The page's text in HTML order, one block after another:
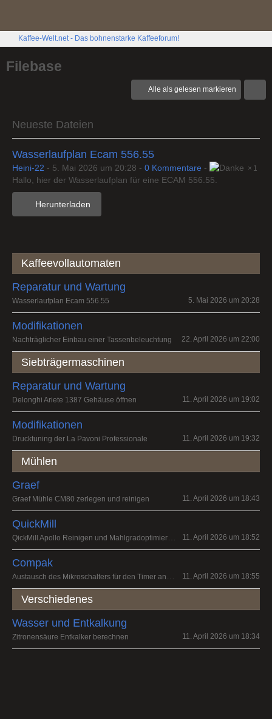
Kaffee-Welt.net - Das bohnenstarke Kaffeeforum!
Filebase
Alle als gelesen markieren
Neueste Dateien
Wasserlaufplan Ecam 556.55
Heini-22 - 5. Mai 2026 um 20:28 - 0 Kommentare - 1
Hallo, hier der Wasserlaufplan für eine ECAM 556.55.
Herunterladen
Kaffeevollautomaten
Reparatur und Wartung
Wasserlaufplan Ecam 556.55 5. Mai 2026 um 20:28
Modifikationen
Nachträglicher Einbau einer Tassenbeleuchtung 22. April 2026 um 22:00
Siebträgermaschinen
Reparatur und Wartung
Delonghi Ariete 1387 Gehäuse öffnen 11. April 2026 um 19:02
Modifikationen
Drucktuning der La Pavoni Professionale 11. April 2026 um 19:32
Mühlen
Graef
Graef Mühle CM80 zerlegen und reinigen 11. April 2026 um 18:43
QuickMill
11. April 2026 um 18:52
Compak
11. April 2026 um 18:55
Verschiedenes
Wasser und Entkalkung
Zitronensäure Entkalker berechnen 11. April 2026 um 18:34